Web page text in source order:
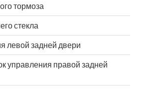
тормоза
стекла
левой задней двери
управления правой задней